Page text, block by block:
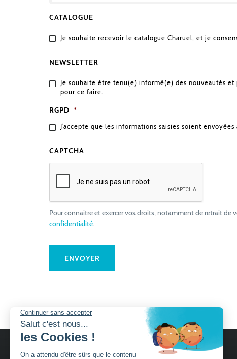
CATALOGUE
Je souhaite recevoir le catalogue Charuel, et je
NEWSLETTER
Je souhaite être tenu(e) informé(e) des nouveautés
pour ce faire.
RGPD *
J’accepte que les informations saisies soient
CAPTCHA
Pour connaitre et exercer vos droits, notamment de retrait de
confidentialité.